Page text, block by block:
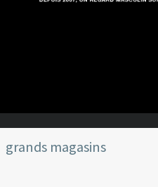
grands magasins